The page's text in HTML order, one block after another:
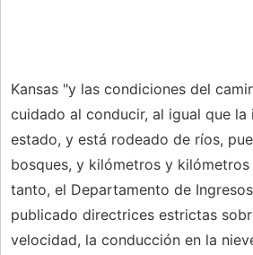
Kansas "y las condiciones del
cuidado al conducir, al igual que
estado, y está rodeado de ríos,
bosques, y kilómetros y
tanto, el Departamento de
publicado directrices estrictas
velocidad, la conducción en la